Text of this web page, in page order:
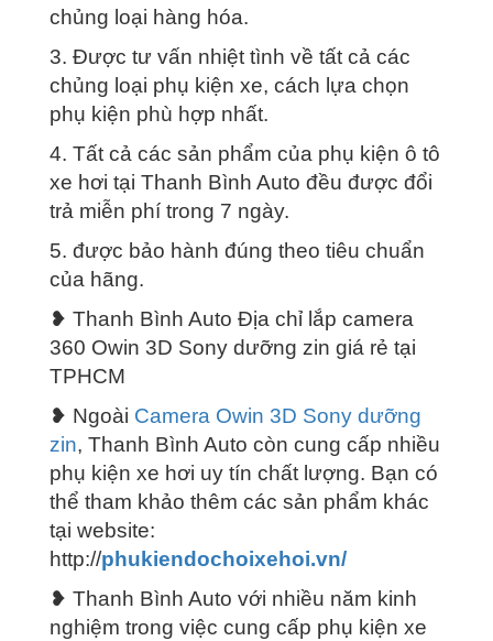
chủng loại hàng hóa.
3. Được tư vấn nhiệt tình về tất cả các
chủng loại phụ kiện xe, cách lựa chọn
phụ kiện phù hợp nhất.
4. Tất cả các sản phẩm của phụ kiện ô tô
xe hơi tại Thanh Bình Auto đều được đổi
trả miễn phí trong 7 ngày.
5. được bảo hành đúng theo tiêu chuẩn
của hãng.
❥ Thanh Bình Auto Địa chỉ lắp camera
360 Owin 3D Sony dưỡng zin giá rẻ tại
TPHCM
❥ Ngoài Camera Owin 3D Sony dưỡng
zin, Thanh Bình Auto còn cung cấp nhiều
phụ kiện xe hơi uy tín chất lượng. Bạn có
thể tham khảo thêm các sản phẩm khác
tại website:
http://phukiendochoixehoi.vn/
❥ Thanh Bình Auto với nhiều năm kinh
nghiệm trong việc cung cấp phụ kiện xe